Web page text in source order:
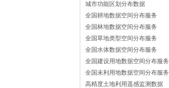
城市功能区划分布数据
全国耕地数据空间分布服务
全国林地数据空间分布服务
全国草地类型空间分布服务
全国水体数据空间分布服务
全国建设用地数据空间分布服务
全国未利用地数据空间分布服务
高精度土地利用遥感监测数据